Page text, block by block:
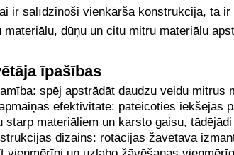
ir salīdzinoši vienkārša konstrukcija, tā
dūņu un citu mitru materiālu
īpašības
spēj apstrādāt daudzu veidu
efektivitāte: pateicoties iekšējās
starp materiāliem un karsto gaisu,
dizains: rotācijas žāvētava